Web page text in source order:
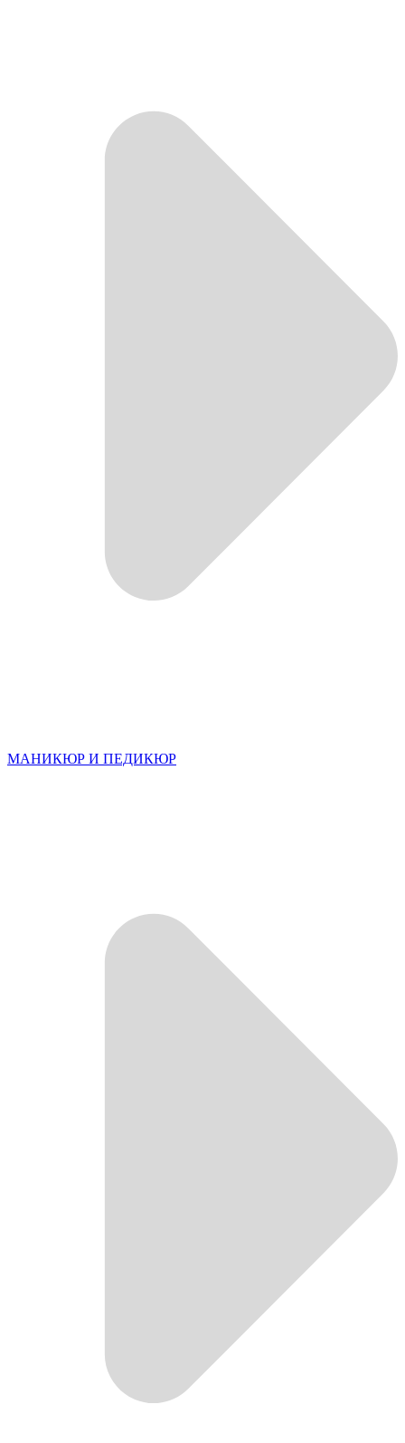
МАНИКЮР И ПЕДИКЮР